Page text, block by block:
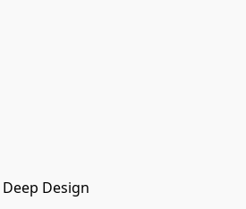
Deep Design